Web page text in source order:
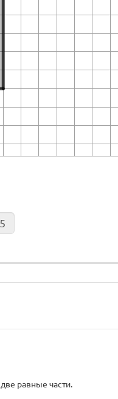
равные части.